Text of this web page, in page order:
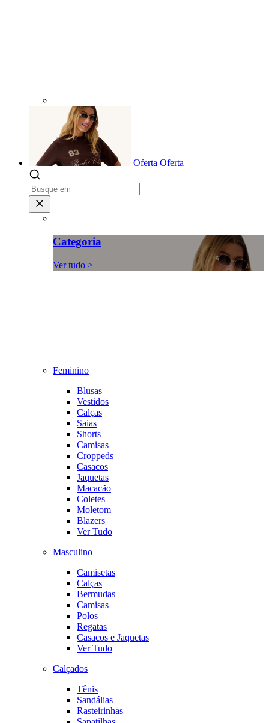
Oferta Oferta
Categoria
Ver tudo >
Feminino
Blusas
Vestidos
Calças
Saias
Shorts
Camisas
Croppeds
Casacos
Jaquetas
Macacão
Coletes
Moletom
Blazers
Ver Tudo
Masculino
Camisetas
Calças
Bermudas
Camisas
Polos
Regatas
Casacos e Jaquetas
Ver Tudo
Calçados
Tênis
Sandálias
Rasteirinhas